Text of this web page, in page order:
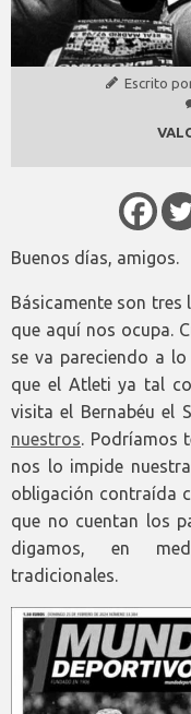
Escrito
Buenos días, amigos.
Básicamente son
que aquí nos ocupa.
se va pareciendo a lo
que el Atleti ya tal
visita el Bernabéu el
nuestros. Podríamos
nos lo impide
obligación contraída
que no cuentan los
digamos, en
tradicionales.